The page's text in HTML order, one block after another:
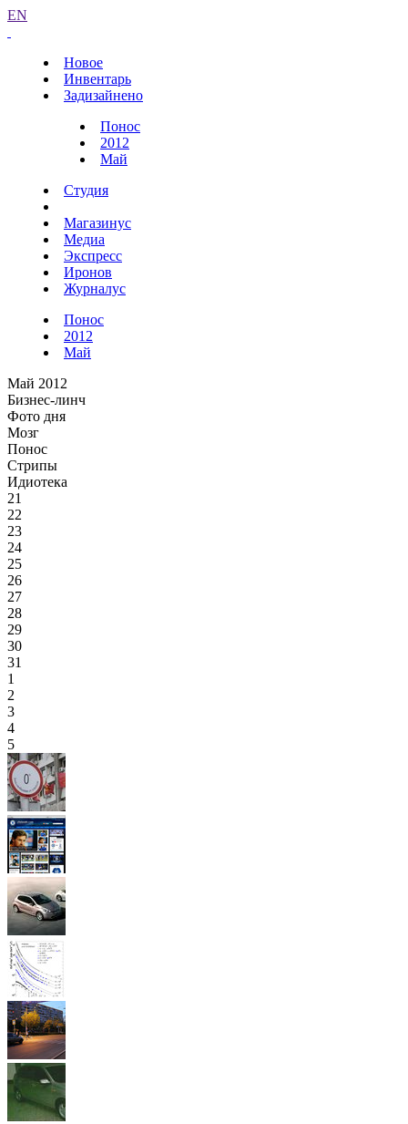
EN
Новое
Инвентарь
Задизайнено
Понос
2012
Май
Студия
Магазинус
Медиа
Экспресс
Иронов
Журналус
Понос
2012
Май
Май 2012
Бизнес-линч
Фото дня
Мозг
Понос
Стрипы
Идиотека
21
22
23
24
25
26
27
28
29
30
31
1
2
3
4
5